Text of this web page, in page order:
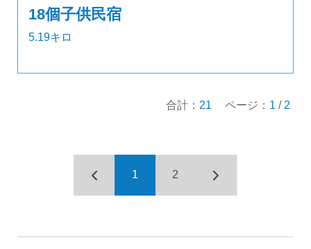
18個子供民宿
5.19キロ
合計： 21 ページ： 1 / 2
1 2